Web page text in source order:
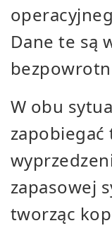
Dane te są
W obu
zapobiegać
zapasowej
tworząc